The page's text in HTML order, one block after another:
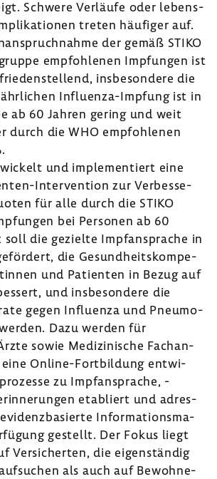
Schwere Verläufe oder lebens­
treten häufiger auf.
der gemäß STIKO
empfoh­lenen Impfungen ist
insbe­son­dere die
Influenza-​Impfung ist in
ab 60 Jahren gering und weit
durch die WHO empfoh­lenen
und imple­men­tiert eine
Intervention zur Verbes­se­
für alle durch die STIKO
bei Personen ab 60
soll die gezielte Impf­an­sprache in
die Gesund­heits­kom­pe­
und Pati­enten in Bezug auf
und insbe­son­dere die
gegen Influ­enza und Pneu­mo­
Dazu werden für
sowie Medi­zi­ni­sche Fach­an­
eine Online-​Fortbildung entwi­
zu Impf­an­sprache, -​
etabliert und adres­
Infor­ma­ti­ons­ma­
gestellt. Der Fokus liegt
Versi­cherten, die eigen­ständig
als auch auf Bewoh­ne­